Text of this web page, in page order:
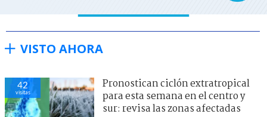
VISTO AHORA
42
visitas
Pronostican ciclón extratropical
para esta semana en el centro y
sur: revisa las zonas afectadas